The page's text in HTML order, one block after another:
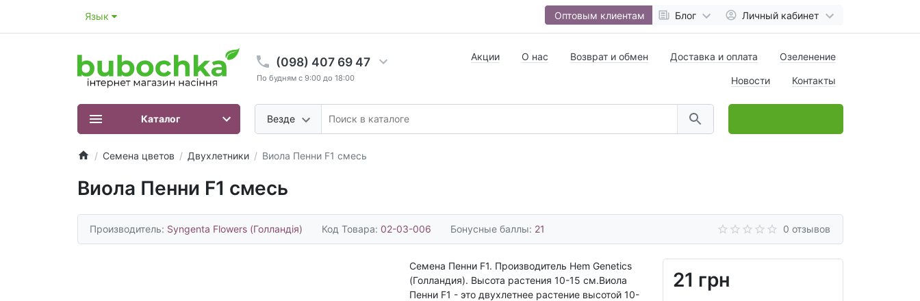
Язык Оптовым клиентам Блог Личный кабинет
(098) 407 69 47
По будням с 9:00 до 18:00
Везде
Акции О нас Возврат и обмен Доставка и оплата Озеленение
Новости Контакты
Каталог
Семена цветов Двухлетники Виола Пенни F1 смесь
Виола Пенни F1 смесь
Производитель: Syngenta Flowers (Голландія) Код Товара: 02-03-006 Бонусные баллы: 21 0 отзывов
21 грн
Семена Пенни F1. Производитель Hem Genetics
(Голландия). Высота растения 10-15 см.Виола
Пенни F1 - это двухлетнее растение высотой 10-